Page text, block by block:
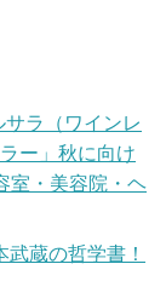
ラ（ワインレ
ー」秋に向け
室・美容院・ヘ
蔵の哲学書！